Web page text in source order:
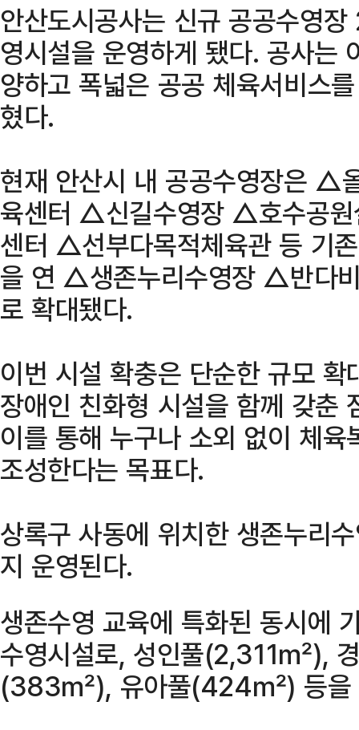
안산도시공사는 신규 공공수영
영시설을 운영하게 됐다. 공사는
양하고 폭넓은 공공 체육서비스
혔다.
현재 안산시 내 공공수영장은 △
육센터 △신길수영장 △호수공
센터 △선부다목적체육관 등 기
을 연 △생존누리수영장 △반다
로 확대됐다.
이번 시설 확충은 단순한 규모
장애인 친화형 시설을 함께 갖춘
이를 통해 누구나 소외 없이 체
조성한다는 목표다.
상록구 사동에 위치한 생존누리
지 운영된다.
생존수영 교육에 특화된 동시에
수영시설로, 성인풀(2,311㎡),
(383㎡), 유아풀(424㎡) 등을